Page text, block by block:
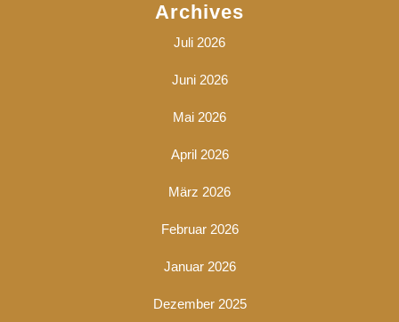
Archives
Juli 2026
Juni 2026
Mai 2026
April 2026
März 2026
Februar 2026
Januar 2026
Dezember 2025